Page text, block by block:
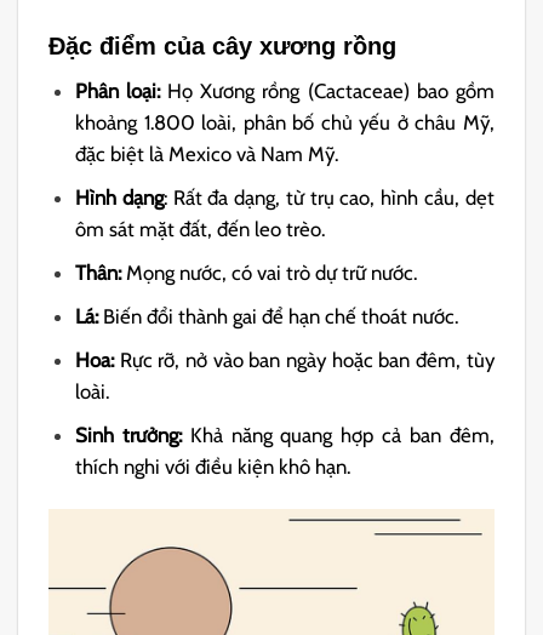
Đặc điểm của cây xương rồng
Phân loại:Họ Xương rồng (Cactaceae) bao gồm
khoảng 1.800 loài, phân bố chủ yếu ở châu Mỹ,
đặc biệt là Mexico và Nam Mỹ.
Hình dạng: Rất đa dạng, từ trụ cao, hình cầu, dẹt
ôm sát mặt đất, đến leo trèo.
Thân:Mọng nước, có vai trò dự trữ nước.
Lá:Biến đổi thành gai để hạn chế thoát nước.
Hoa:Rực rỡ, nở vào ban ngày hoặc ban đêm, tùy
loài.
Sinh trưởng:Khả năng quang hợp cả ban đêm,
thích nghi với điều kiện khô hạn.